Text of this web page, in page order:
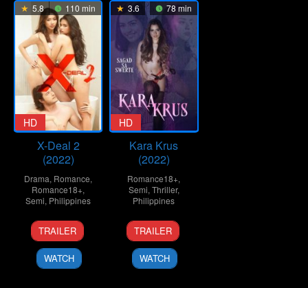
5.8 110 min
HD
X-Deal 2
(2022)
Drama, Romance,
Romance18+,
Semi, Philippines
25
Mar
2022
Lawrence
Fajardo
TRAILER
WATCH
3.6 78 min
HD
Kara Krus
(2022)
Romance18+,
Semi, Thriller,
Philippines
4
Nov
2022
G.B.
Sampedro
TRAILER
WATCH